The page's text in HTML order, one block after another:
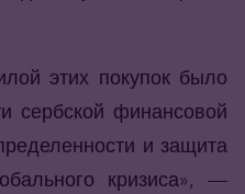
этих покупок было
сербской финансовой
и защита
кризиса», —